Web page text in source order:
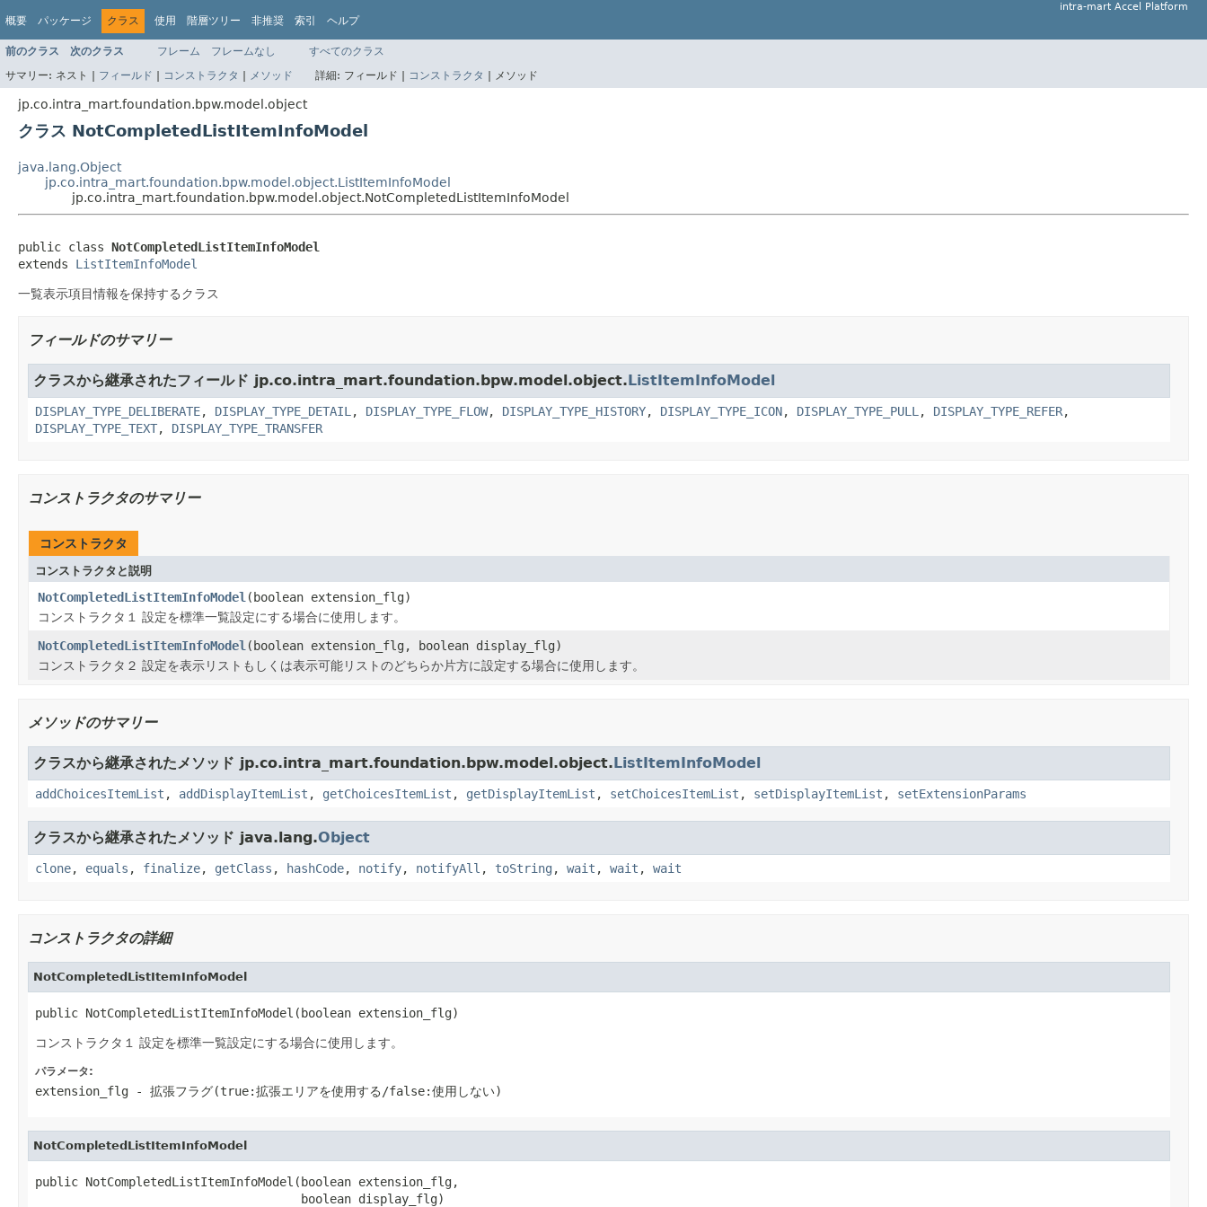
概要 パッケージ クラス 使用 階層ツリー 非推奨 索引 ヘルプ
intra-mart Accel Platform
前のクラス 次のクラス フレーム フレームなし
すべてのクラス
サマリー: ネスト | フィールド | コンストラクタ | メソッド 詳細: フィールド | コンストラクタ | メソッド
jp.co.intra_mart.foundation.bpw.model.object
クラス NotCompletedListItemInfoModel
java.lang.Object
jp.co.intra_mart.foundation.bpw.model.object.ListItemInfoModel
jp.co.intra_mart.foundation.bpw.model.object.NotCompletedListItemInfoModel
public class NotCompletedListItemInfoModel
extends ListItemInfoModel
一覧表示項目情報を保持するクラス
フィールドのサマリー
クラスから継承されたフィールド jp.co.intra_mart.foundation.bpw.model.object.ListItemInfoModel
DISPLAY_TYPE_DELIBERATE, DISPLAY_TYPE_DETAIL , DISPLAY_TYPE_FLOW, DISPLAY_TYPE_HISTORY, DISPLAY_TYPE_ICON, DISPLAY_TYPE_PULL , DISPLAY_TYPE_REFER,
DISPLAY_TYPE_TEXT, DISPLAY_TYPE_TRANSFER
コンストラクタのサマリー
コンストラクタ
コンストラクタと説明
NotCompletedListItemInfoModel (boolean extension_flg)
コンストラクタ１ 設定を標準一覧設定にする場合に使用します。
NotCompletedListItemInfoModel (boolean extension_flg, boolean display_flg)
コンストラクタ２ 設定を表示リストもしくは表示可能リストのどちらか片方に設定する場合に使用します。
メソッドのサマリー
クラスから継承されたメソッド jp.co.intra_mart.foundation.bpw.model.object.ListItemInfoModel
addChoicesItemList , addDisplayItemList , getChoicesItemList , getDisplayItemList , setChoicesItemList , setDisplayItemList , setExtensionParams
クラスから継承されたメソッド java.lang.Object
clone, equals , finalize, getClass , hashCode, notify, notifyAll , toString , wait , wait , wait
コンストラクタの詳細
NotCompletedListItemInfoModel
public NotCompletedListItemInfoModel(boolean extension_flg)
コンストラクタ１ 設定を標準一覧設定にする場合に使用します。
パラメータ:
extension_flg - 拡張フラグ(true:拡張エリアを使用する/false:使用しない)
NotCompletedListItemInfoModel
public NotCompletedListItemInfoModel(boolean extension_flg,
                                     boolean display_flg)